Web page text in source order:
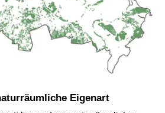
Eigenart